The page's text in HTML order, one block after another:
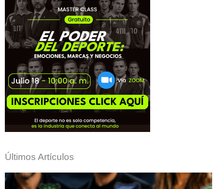
Últimos Artículos